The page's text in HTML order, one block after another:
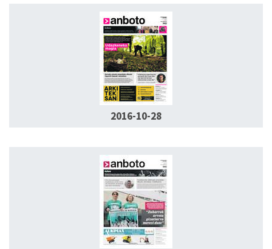
2016-10-28